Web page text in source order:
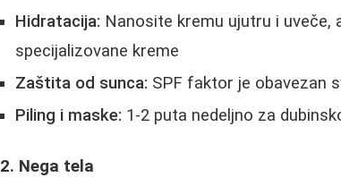
Hidratacija: Nanosite kremu ujutru i
specijalizovane kreme
Zaštita od sunca: SPF faktor je obavezan
Piling i maske: 1-2 puta nedeljno za
2. Nega tela